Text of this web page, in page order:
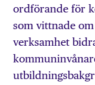
ordförande för
som vittnade
verksamhet